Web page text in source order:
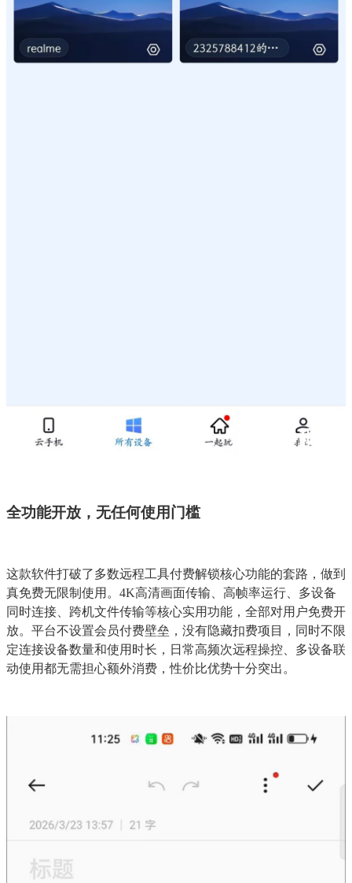
全功能开放，无任何使用门槛
这款软件打破了多数远程工具付费解锁核心功能的套路，做到
真免费无限制使用。4K高清画面传输、高帧率运行、多设备
同时连接、跨机文件传输等核心实用功能，全部对用户免费开
放。平台不设置会员付费壁垒，没有隐藏扣费项目，同时不限
定连接设备数量和使用时长，日常高频次远程操控、多设备联
动使用都无需担心额外消费，性价比优势十分突出。